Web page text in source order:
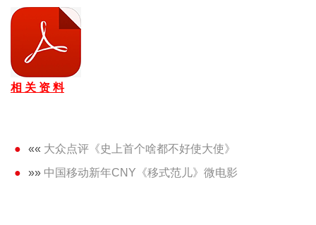
相 关 资 料
«« 大众点评《史上首个啥都不好使大使》
»» 中国移动新年CNY《移式范儿》微电影